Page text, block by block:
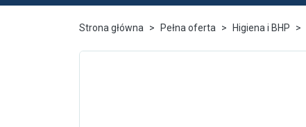
Strona główna Pełna oferta Higiena i BHP